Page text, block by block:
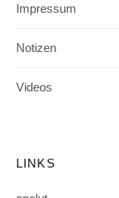
Impressum
Notizen
Videos
LINKS